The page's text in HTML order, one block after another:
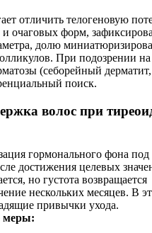
отличить телогеновую
и очаговых форм,
долю
При подозрении на
(себорейный
поиск.
волос при
гормонального фона под
достижения целевых
но густота возвращается
нескольких месяцев. В
привычки ухода.
меры: